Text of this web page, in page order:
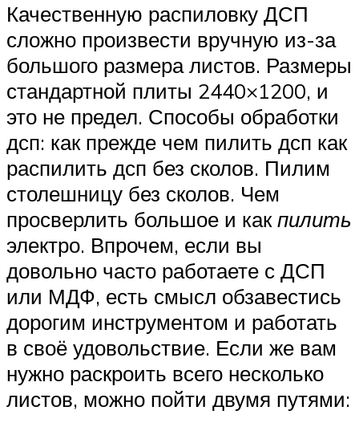
Качественную распиловку ДСП
сложно произвести вручную из-за
большого размера листов. Размеры
стандартной плиты 2440×1200, и
это не предел. Способы обработки
дсп: как прежде чем пилить дсп как
распилить дсп без сколов. Пилим
столешницу без сколов. Чем
просверлить большое и какпилить
электро. Впрочем, если вы
довольно часто работаете с ДСП
или МДФ, есть смысл обзавестись
дорогим инструментом и работать
в своё удовольствие. Если же вам
нужно раскроить всего несколько
листов, можно пойти двумя путями: